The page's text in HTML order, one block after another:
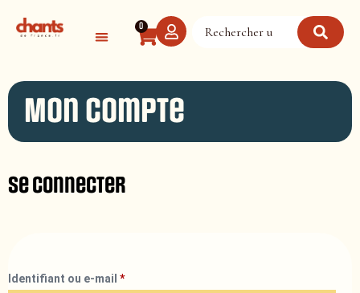
0
Mon compte
Se connecter
Identifiant ou e-mail *